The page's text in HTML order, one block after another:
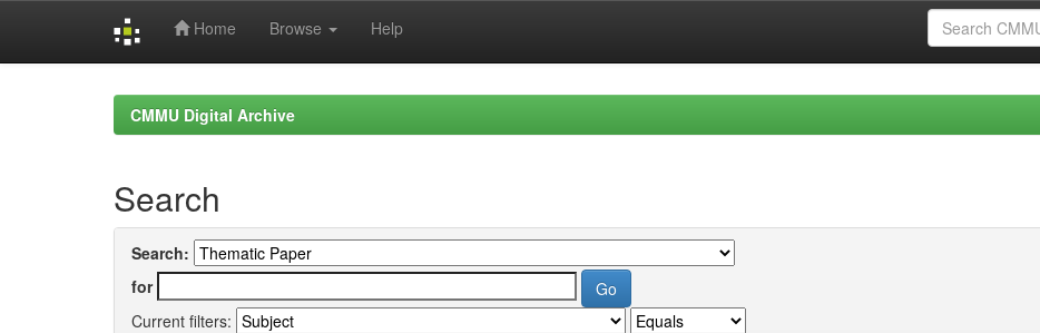
Home Browse Help
CMMU Digital Archive
Search
Search:
for
Current filters: